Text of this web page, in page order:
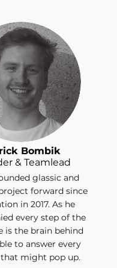
Bombik
& Teamlead
glassic and
forward since
in 2017. As he
every step of the
is the brain behind
to answer every
might pop up.